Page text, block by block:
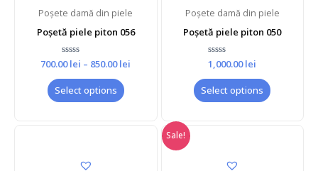
Poșete damă din piele
Poșetă piele piton 056
Rated
0
out
of
5
700.00lei – 850.00lei
Select options
Poșete damă din piele
Poșetă piele piton 050
Rated
0
out
of
5
1,000.00lei
Select options
Sale!